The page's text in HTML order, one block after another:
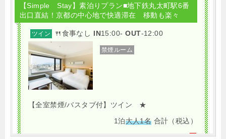
【Simple Stay】素泊りプラン■地下鉄丸太町駅6番
出口直結！京都の中心地で快適滞在 移動も楽々
ツイン 🍴食事なし IN15:00- OUT-12:00
禁煙ルーム
【全室禁煙/バスタブ付】ツイン ★
1泊大人1名 合計（税込）
8,065円